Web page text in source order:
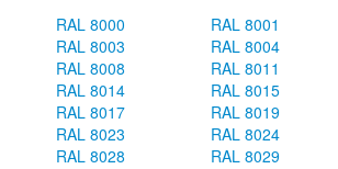
RAL 8000 RAL 8001
RAL 8003
RAL 8004
RAL 8008
RAL 8011
RAL 8014
RAL 8015
RAL 8017
RAL 8019
RAL 8023
RAL 8024
RAL 8028
RAL 8029